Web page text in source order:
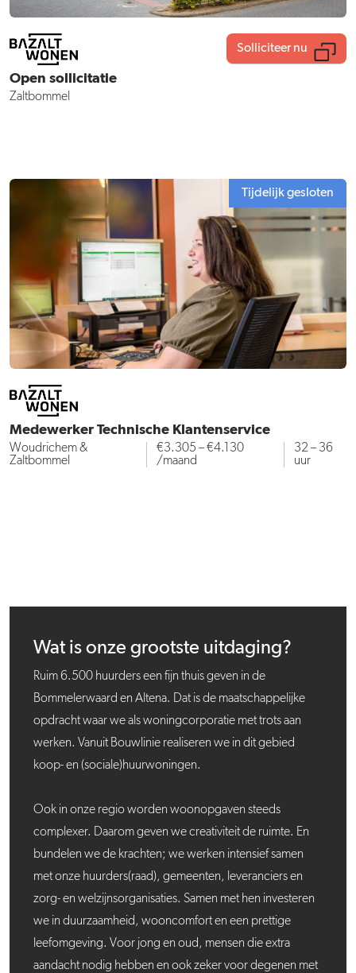
Solliciteer nu
Open sollicitatie
Zaltbommel
Tijdelijk gesloten
Medewerker Technische Klantenservice
Woudrichem &
Zaltbommel
€3.305 – €4.130
/maand
32 – 36
uur
Wat is onze grootste uitdaging?
Ruim 6.500 huurders een fijn thuis geven in de
Bommelerwaard en Altena. Dat is de maatschappelijke
opdracht waar we als woningcorporatie met trots aan
werken. Vanuit Bouwlinie realiseren we in dit gebied
koop- en (sociale)huurwoningen.
Ook in onze regio worden woonopgaven steeds
complexer. Daarom geven we creativiteit de ruimte. En
bundelen we de krachten; we werken intensief samen
met onze huurders(raad), gemeenten, leveranciers en
zorg- en welzijnsorganisaties. Samen met hen investeren
we in duurzaamheid, wooncomfort en een prettige
leefomgeving. Voor jong en oud, mensen die extra
aandacht nodig hebben en ook zeker voor degenen met